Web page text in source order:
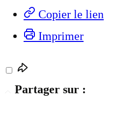
Copier le lien
Imprimer
Partager sur :